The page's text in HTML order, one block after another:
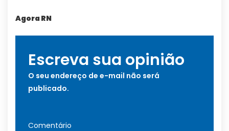
Agora RN
Escreva sua opinião
O seu endereço de e-mail não será
publicado.
Comentário